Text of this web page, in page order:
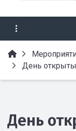
День
День